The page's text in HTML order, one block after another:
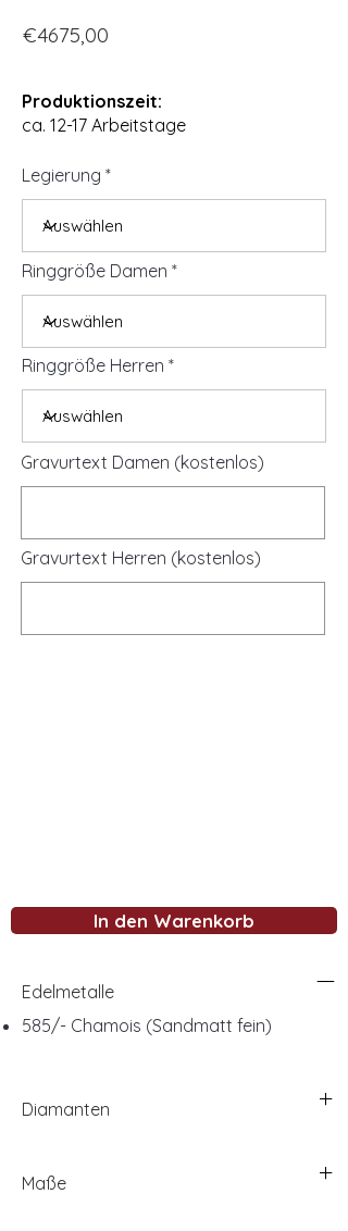
€4675,00
Produktionszeit:
ca. 12-17 Arbeitstage
Legierung
Ringgröße Damen
Ringgröße Herren
Gravurtext Damen (kostenlos)
Gravurtext Herren (kostenlos)
In den Warenkorb
Edelmetalle
585/- Chamois (Sandmatt fein)
Diamanten
Maße